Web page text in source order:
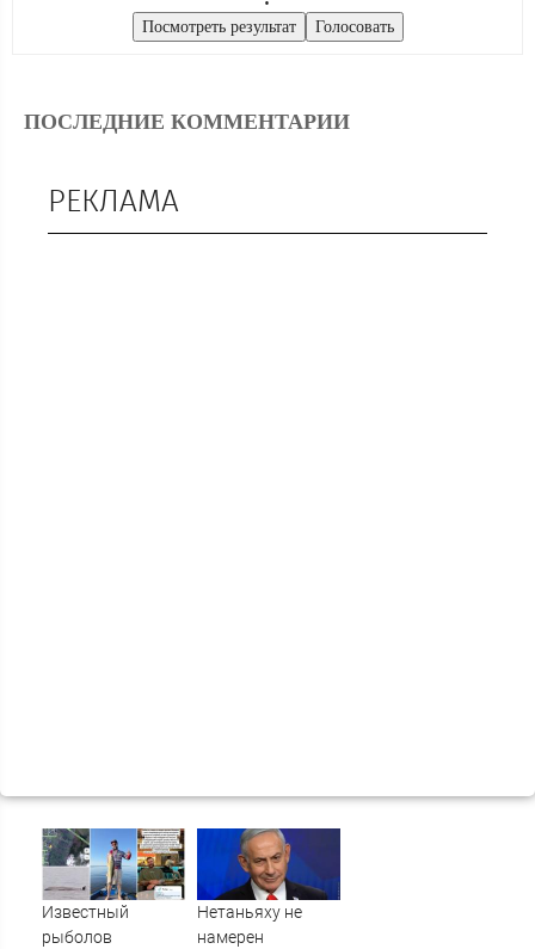
ПОСЛЕДНИЕ КОММЕНТАРИИ
РЕКЛАМА
Известный
рыболов
Нетаньяху не
намерен